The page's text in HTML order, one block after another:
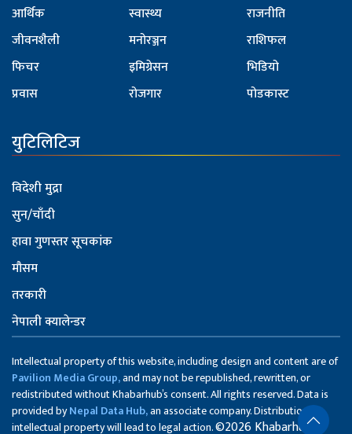
आर्थिक
जीवनशैली
फिचर
प्रवास
स्वास्थ्य
मनोरञ्जन
इमिग्रेसन
रोजगार
राजनीति
राशिफल
भिडियो
पोडकास्ट
युटिलिटिज
विदेशी मुद्रा
सुन/चाँदी
हावा गुणस्तर सूचकांक
मौसम
तरकारी
नेपाली क्यालेन्डर
Intellectual property of this website, including design and content are of
Pavilion Media Group,and may not be republished, rewritten, or
redistributed without Khabarhub’s consent. All rights reserved. Data is
provided byNepal Data Hub,an associate company. Distribution of
intellectual property will lead to legal action.©2026 Khabarhub